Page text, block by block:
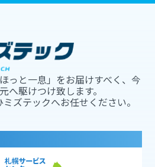
っと一息」をお届けすべく、今
へ駆けつけ致します。
ズテックへお任せください。